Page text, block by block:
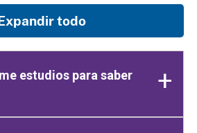
todo
estudios para saber